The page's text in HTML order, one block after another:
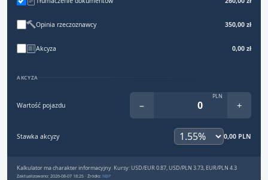
Opinia rzeczoznawcy 350,00 zł
Akcyza 0,00 zł
AKCYZA
Wartość pojazdu −
PLN
+
Stawka akcyzy 0,00 PLN
Kalkulator ma charakter informacyjny. Kursy: USD/EUR 0.87, USD/PLN 3.73, EUR/PLN 4.3
Zaktualizowano: 2026-08-07 18:25 · Źródło: NBP